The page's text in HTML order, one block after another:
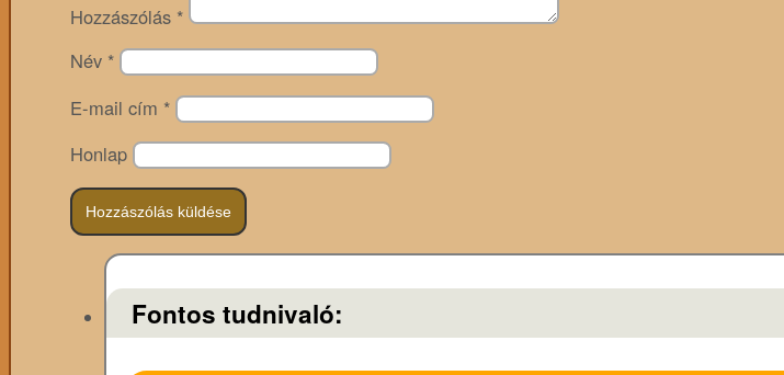
Hozzászólás *
Név *
E-mail cím *
Honlap
Fontos tudnivaló: